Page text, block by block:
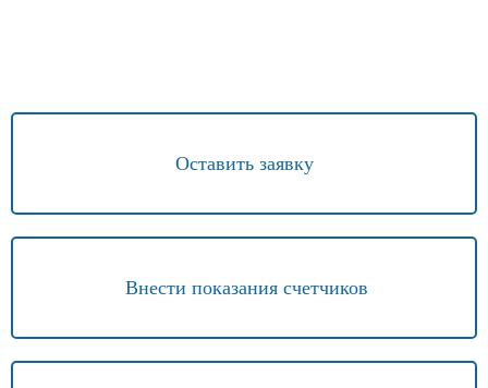
Оставить заявку
Внести показания счетчиков